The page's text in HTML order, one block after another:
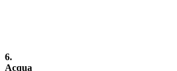
6.
Acqua